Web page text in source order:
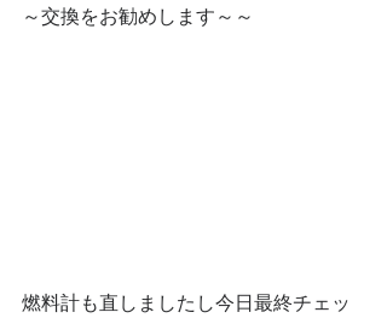
～交換をお勧めします～～
燃料計も直しましたし今日最終チェッ